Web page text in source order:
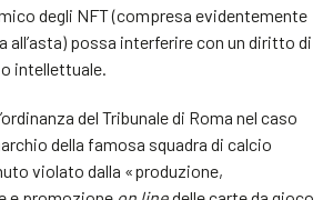
degli NFT (compresa evidentemente
all’asta) possa interferire con un diritto di
intellettuale.
del Tribunale di Roma nel caso
della famosa squadra di calcio
violato dalla «produzione,